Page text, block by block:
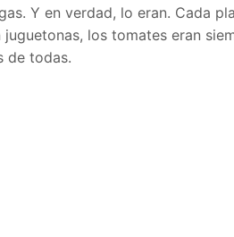
Y en verdad, lo eran. Cada
los tomates eran
de todas.